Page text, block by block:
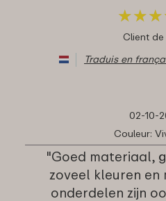
★★★
★★★
Client
Traduis en
02-10-
Couleur:
"Goed materiaal,
zoveel kleuren en
onderdelen zijn